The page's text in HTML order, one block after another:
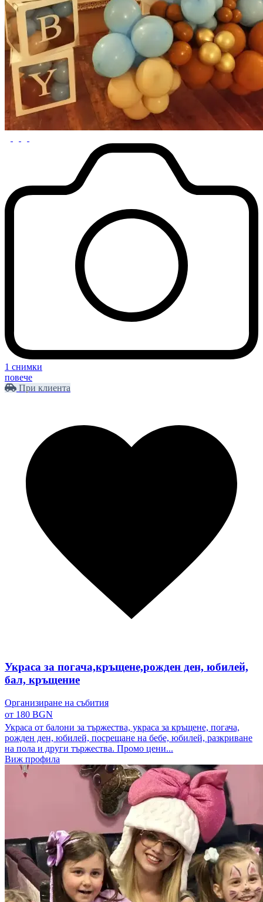
1 снимки
повече
При клиента
Украса за погача,кръщене,рожден ден, юбилей,
бал, кръщение
Организиране на събития
от 180 BGN
Украса от балони за тържества, украса за кръщене, погача,
рожден ден, юбилей, посрещане на бебе, юбилей, разкриване
на пола и други тържества. Промо цени...
Виж профила